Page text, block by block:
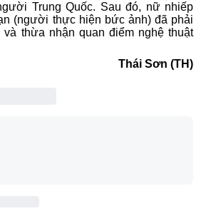
Trung Quốc. Sau đó, nữ nhiếp
(người thực hiện bức ảnh) đã phải
và thừa nhận quan điểm nghệ thuật
Thái Sơn (TH)